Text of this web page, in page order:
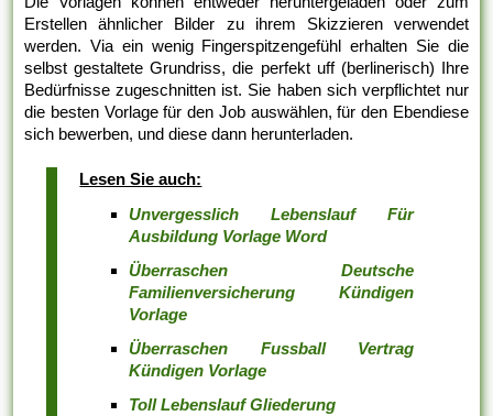
Erstellen ähnlicher Bilder zu ihrem Skizzieren verwendet
werden. Via ein wenig Fingerspitzengefühl erhalten Sie die
selbst gestaltete Grundriss, die perfekt uff (berlinerisch) Ihre
Bedürfnisse zugeschnitten ist. Sie haben sich verpflichtet nur
die besten Vorlage für den Job auswählen, für den Ebendiese
sich bewerben, und diese dann herunterladen.
Lesen Sie auch:
Unvergesslich Lebenslauf Für
Ausbildung Vorlage Word
Überraschen Deutsche
Familienversicherung Kündigen
Vorlage
Überraschen Fussball Vertrag
Kündigen Vorlage
Toll Lebenslauf Gliederung